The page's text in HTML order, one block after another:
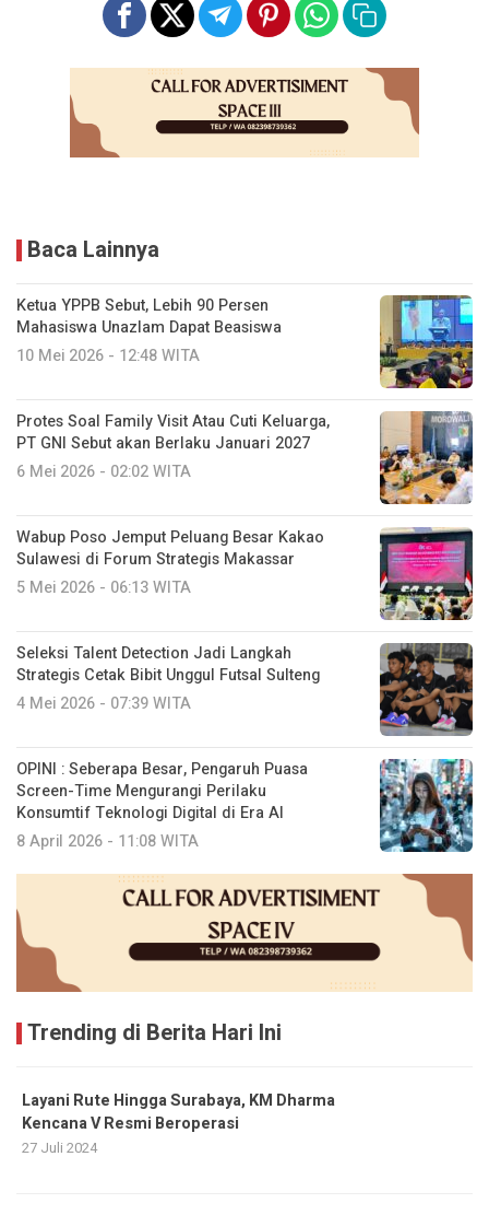
Baca Lainnya
Ketua YPPB Sebut, Lebih 90 Persen
Mahasiswa Unazlam Dapat Beasiswa
10 Mei 2026 - 12:48 WITA
Protes Soal Family Visit Atau Cuti Keluarga,
PT GNI Sebut akan Berlaku Januari 2027
6 Mei 2026 - 02:02 WITA
Wabup Poso Jemput Peluang Besar Kakao
Sulawesi di Forum Strategis Makassar
5 Mei 2026 - 06:13 WITA
Seleksi Talent Detection Jadi Langkah
Strategis Cetak Bibit Unggul Futsal Sulteng
4 Mei 2026 - 07:39 WITA
OPINI : Seberapa Besar, Pengaruh Puasa
Screen-Time Mengurangi Perilaku
Konsumtif Teknologi Digital di Era AI
8 April 2026 - 11:08 WITA
Trending di Berita Hari Ini
Layani Rute Hingga Surabaya, KM Dharma
Kencana V Resmi Beroperasi
27 Juli 2024